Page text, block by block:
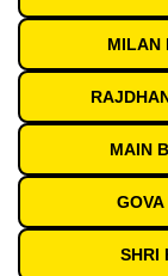
MILAN
MAIN
SHRI